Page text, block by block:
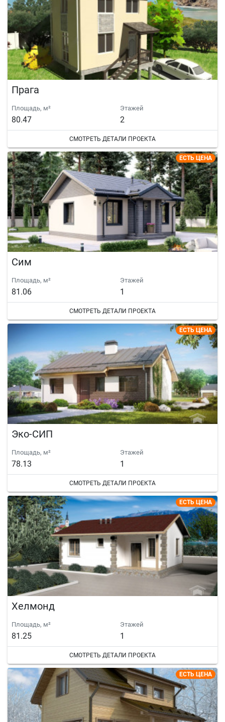
Прага
Площадь, м²
80.47
Этажей
2
СМОТРЕТЬ ДЕТАЛИ ПРОЕКТА
ЕСТЬ ЦЕНА
Сим
Площадь, м²
81.06
Этажей
1
СМОТРЕТЬ ДЕТАЛИ ПРОЕКТА
ЕСТЬ ЦЕНА
Эко-СИП
Площадь, м²
78.13
Этажей
1
СМОТРЕТЬ ДЕТАЛИ ПРОЕКТА
ЕСТЬ ЦЕНА
Хелмонд
Площадь, м²
81.25
Этажей
1
СМОТРЕТЬ ДЕТАЛИ ПРОЕКТА
ЕСТЬ ЦЕНА